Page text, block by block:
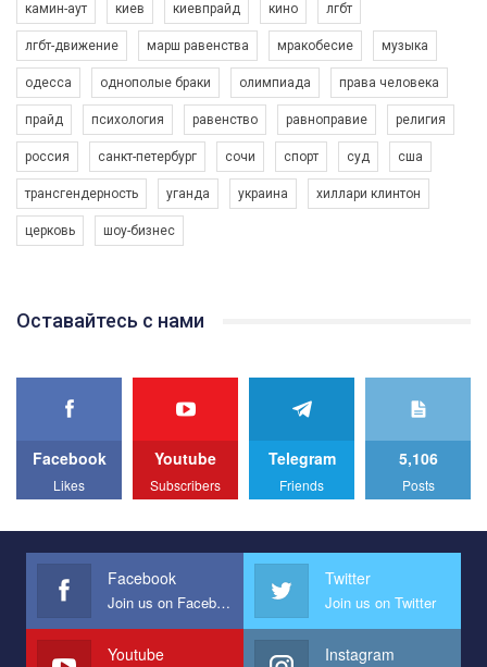
Зупинимо насильство проти ЛГБТ в Україні! Stop violence against LGBT in Ukraine!
6/30/2017
Емоційний та вражаючий промо-ролік на конкурс PACT, який
представляє програму "Гей-альянс Україна" з протидії
насильству проти ЛГБТ в Україні.
Ми просимо вашої підтримки, щоб реалізувати нашу
програму з боротьби з насильством проти ЛГБТ в Україні.
Якщо ти хочеш підтримати нас - просто натисни "лайк" під
best video, representing programme for the development of
We appeal to your support and ask to help us implement our plan
All you have to do is to press "Like" below the video.
Эмоционально сильный ролик от команды "Гей-альянс
представляющий программу развития организации.
Мы просим вас поддержать нас и помочь нам реализовать
наш план по борьбе с насилием и дискриминацией на почве
СОГИ в Украине.
1.9K Просмотров • 226 Нравится • 5 Комментариев
камин-аут киев киевпрайд кино лгбт
лгбт-движение марш равенства мракобесие музыка
одесса однополые браки олимпиада права человека
прайд психология равенство равноправие религия
россия санкт-петербург сочи спорт суд сша
трансгендерность уганда украина хиллари клинтон
церковь шоу-бизнес
Оставайтесь с нами
Facebook
Likes
Youtube
Subscribers
Telegram
Friends
5,106
Posts
Facebook
Join us on Facebook
Twitter
Join us on Twitter
Youtube Instagram